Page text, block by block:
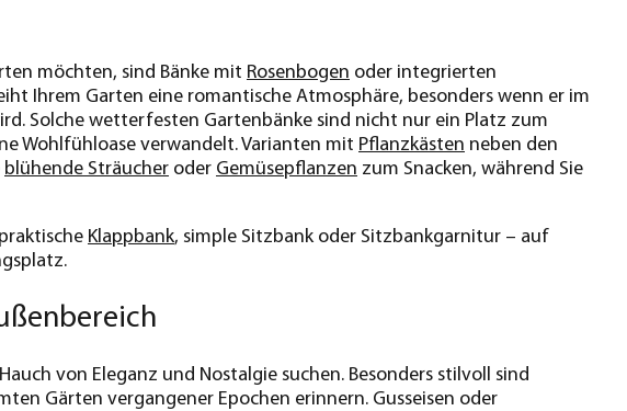
möchten, sind Bänke mit Rosenbogen oder integrierten
Ihrem Garten eine romantische Atmosphäre, besonders wenn er im
Solche wetterfesten Gartenbänke sind nicht nur ein Platz zum
Wohlfühloase verwandelt. Varianten mit Pflanzkästen neben den
blühende Sträucher oder Gemüsepflanzen zum Snacken, während Sie
Klappbank, simple Sitzbank oder Sitzbankgarnitur – auf
von Eleganz und Nostalgie suchen. Besonders stilvoll sind
Gärten vergangener Epochen erinnern. Gusseisen oder